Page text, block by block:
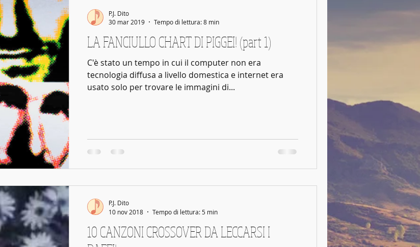
Promozioni & buoni regalo
LA FANCIULLO CHART DI PIGGEI! (part 1)
C'è stato un tempo in cui il computer non era
tecnologia diffusa a livello domestica e internet era
usato solo per trovare le immagini di...
P.J. Dito
30 mar 2019
Tempo di lettura: 8 min
10 CANZONI CROSSOVER DA LECCARSI I
P.J. Dito
10 nov 2018
Tempo di lettura: 5 min